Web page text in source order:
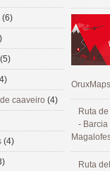
OruxMaps
Ruta
- Barcia
Ruta
(6)
(5)
caaveiro (4)
(4)